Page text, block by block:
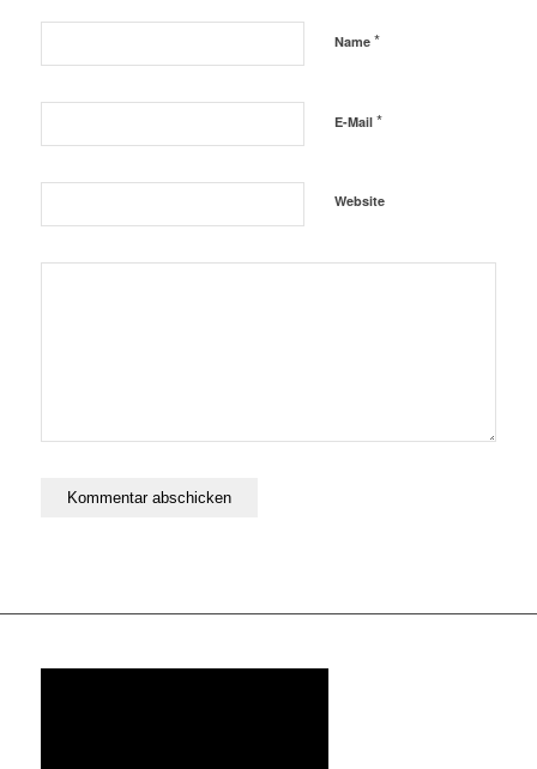
Name *
E-Mail *
Website